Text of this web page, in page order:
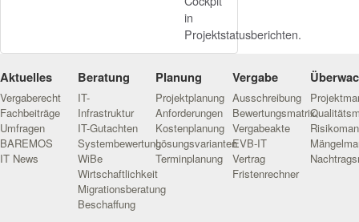
in
Projektstatusberichten.
Aktuelles
Vergaberecht
Fachbeiträge
Umfragen
BAREMOS
IT News
Beratung
IT-
Infrastruktur
IT-Gutachten
Systembewertung
WiBe
Wirtschaftlichkeit
Migrationsberatung
Beschaffung
Planung
Projektplanung
Anforderungen
Kostenplanung
Lösungsvarianten
Terminplanung
Vergabe
Ausschreibung
Bewertungsmatrix
Vergabeakte
EVB-IT
Vertrag
Fristenrechner